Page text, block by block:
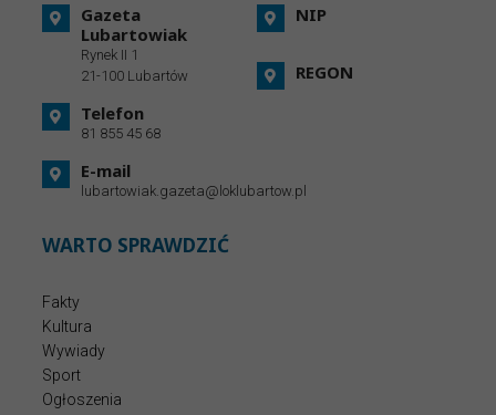
Gazeta
Lubartowiak
Rynek II 1
21-100 Lubartów
Telefon
81 855 45 68
E-mail
lubartowiak.gazeta@loklubartow.pl
NIP
REGON
WARTO SPRAWDZIĆ
Fakty
Kultura
Wywiady
Sport
Ogłoszenia